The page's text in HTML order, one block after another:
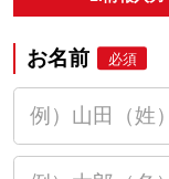
お名前 必須